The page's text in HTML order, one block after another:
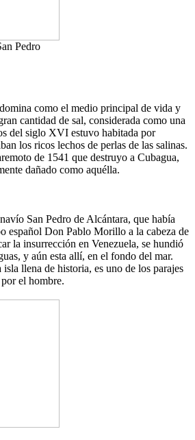
Pedro
como el medio principal de vida y
cantidad de sal, considerada como una
del siglo XVI estuvo habitada por
los ricos lechos de perlas de las salinas.
de 1541 que destruyo a Cubagua,
dañado como aquélla.
San Pedro de Alcántara, que había
español Don Pablo Morillo a la cabeza de
la insurrección en Venezuela, se hundió
y aún esta allí, en el fondo del mar.
llena de historia, es uno de los parajes
el hombre.